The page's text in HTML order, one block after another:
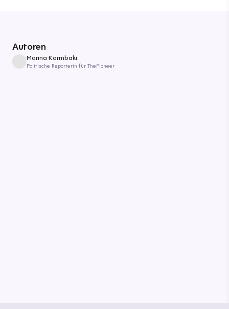
Autoren
Marina Kormbaki
Politische Reporterin für ThePioneer